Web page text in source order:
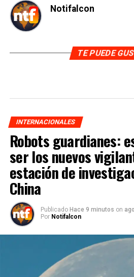
Notifalcon
TE PUEDE
INTERNACIONALES
Robots guardianes:
ser los nuevos
estación de
China
Publicado Hace 9 minutos on
Por Notifalcon